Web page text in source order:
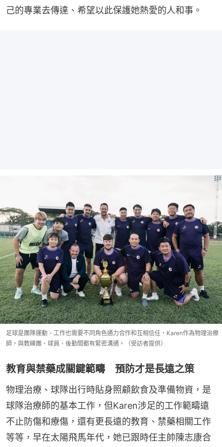
己的專業去傳達、希望以此保護她熱愛的人和事。
足球是團隊運動、工作也需要不同角色通力合作和互相信任，Karen作為物理治療
師，與教練團、球員、後勤間都有緊密溝通。（受訪者提供）
教育與禁藥成關鍵範疇 預防才是長遠之策
物理治療、球隊出行時貼身照顧飲食及準備物資，是
球隊治療師的基本工作，但Karen涉足的工作範疇遠
不止防傷和療傷，還有更長遠的教育、禁藥相關工作
等等，早在太陽飛馬年代，她已跟時任主帥陳志康合